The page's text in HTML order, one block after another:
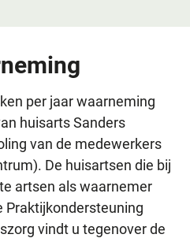
per jaar waarneming
huisarts Sanders
van de medewerkers
De huisartsen die bij
artsen als waarnemer
Praktijkondersteuning
vindt u tegenover de